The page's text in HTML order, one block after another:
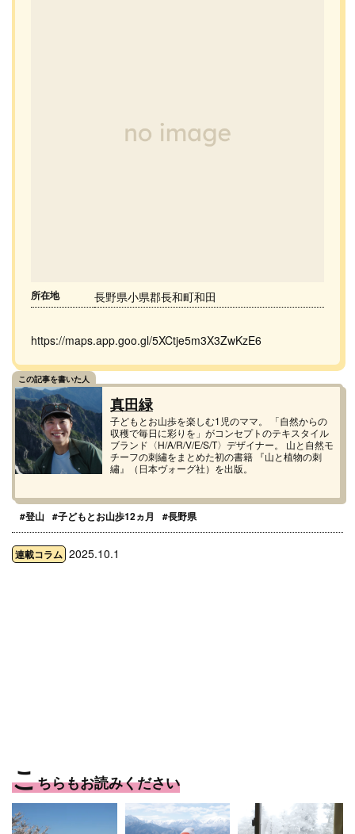
所在地 長野県小県郡長和町和田
https://maps.app.goo.gl/5XCtje5m3X3ZwKzE6
真田緑
子どもとお山歩を楽しむ1児のママ。 「自然からの
収穫で毎日に彩りを」がコンセプトのテキスタイル
ブランド〈H/A/R/V/E/S/T〉デザイナー。 山と自然モ
チーフの刺繡をまとめた初の書籍 『山と植物の刺
繡』（日本ヴォーグ社）を出版。
#登山 #子どもとお山歩12ヵ月 #長野県
連載コラム 2025.10.1
こちらもお読みください